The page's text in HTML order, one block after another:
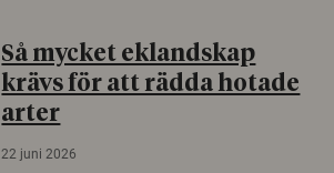
Så mycket eklandskap
krävs för att rädda hotade
arter
22 juni 2026